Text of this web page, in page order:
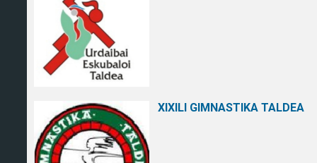
XIXILI GIMNASTIKA TALDEA